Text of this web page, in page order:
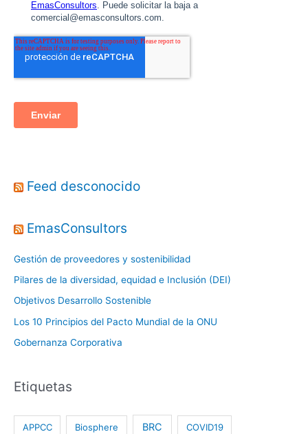
Feed desconocido
EmasConsultors
Gestión de proveedores y sostenibilidad
Pilares de la diversidad, equidad e Inclusión (DEI)
Objetivos Desarrollo Sostenible
Los 10 Principios del Pacto Mundial de la ONU
Gobernanza Corporativa
Etiquetas
APPCC Biosphere BRC COVID19